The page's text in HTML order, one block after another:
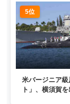
5位
米バージニア
ト」、横須賀